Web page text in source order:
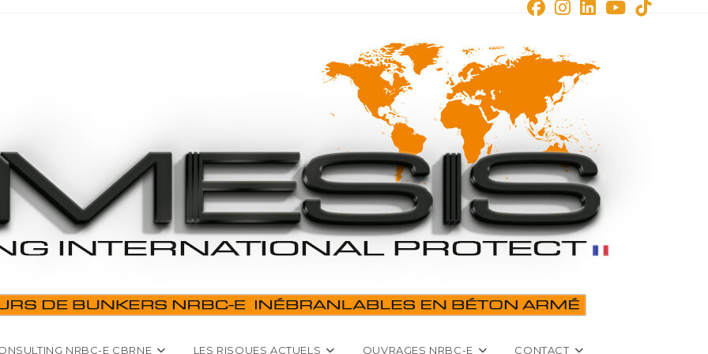
NRBC-E CBRNE LES RISQUES ACTUELS OUVRAGES NRBC-E CONTACT